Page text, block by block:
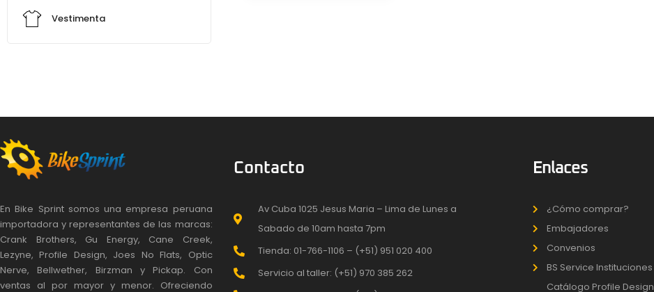
Vestimenta
En Bike Sprint somos una empresa peruana
importadora y representantes de las marcas:
Crank Brothers, Gu Energy, Cane Creek,
Lezyne, Profile Design, Joes No Flats, Optic
Nerve, Bellwether, Birzman y Pickap. Con
ventas al por mayor y menor. Ofreciendo
Contacto
Av Cuba 1025 Jesus Maria – Lima de Lunes a
Sabado de 10am hasta 7pm
Tienda: 01-766-1106 – (+51) 951 020 400
Servicio al taller: (+51) 970 385 262
Enlaces
¿Cómo comprar?
Embajadores
Convenios
BS Service Instituciones
Catálogo Profile Design